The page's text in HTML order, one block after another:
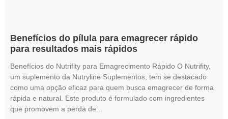
Benefícios do pílula para emagrecer rápido
para resultados mais rápidos
Benefícios do Nutrifity para Emagrecimento Rápido O Nutrifity,
um suplemento da Nutryline Suplementos, tem se destacado
como uma opção eficaz para quem busca emagrecer de forma
rápida e natural. Este produto é formulado com ingredientes
que promovem a perda de